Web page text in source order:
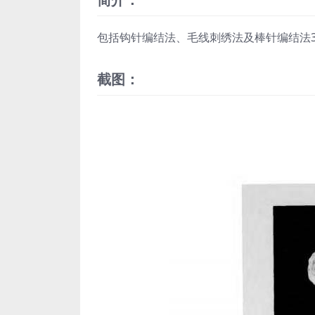
包括钩针编结法、毛线刺绣法及棒针编结法
截图：